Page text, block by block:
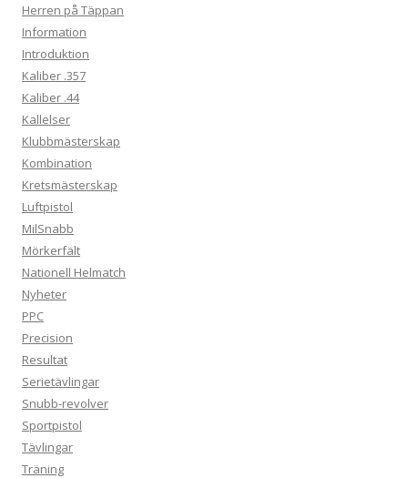
Herren på Täppan
Information
Introduktion
Kaliber .357
Kaliber .44
Kallelser
Klubbmästerskap
Kombination
Kretsmästerskap
Luftpistol
MilSnabb
Mörkerfält
Nationell Helmatch
Nyheter
PPC
Precision
Resultat
Serietävlingar
Snubb-revolver
Sportpistol
Tävlingar
Träning